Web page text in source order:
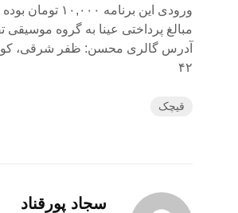
ورودی این
مبالغ پرداختی عینا به گروه
آدرس گالری محسن: ظفر شرقی،
۴۲
قیچک
سجاد پورقناد